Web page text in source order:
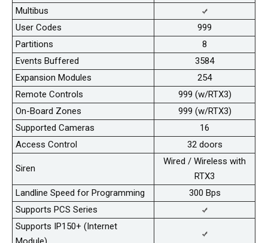
Multibus
User Codes
999
Partitions
8
Events Buffered
3584
Expansion Modules
254
Remote Controls
999 (w/RTX3)
On-Board Zones
999 (w/RTX3)
Supported Cameras
16
Access Control
32 doors
Siren
Wired / Wireless with
RTX3
Landline Speed for Programming
300 Bps
Supports PCS Series
Supports IP150+ (Internet